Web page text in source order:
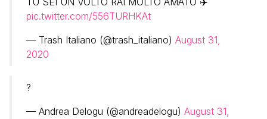
pic.twitter.com/556TURHKAt
— Trash Italiano (@trash_italiano) August 31,
2020
?
— Andrea Delogu (@andreadelogu) August 31,